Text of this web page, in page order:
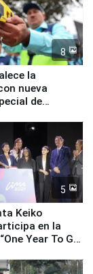
8
la
nueva
de
para
5
Keiko
en la
Year To Go